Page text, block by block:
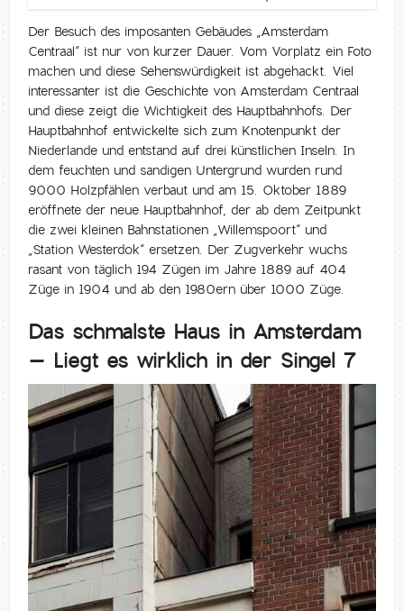
Der Besuch des imposanten Gebäudes „Amsterdam
Centraal“ ist nur von kurzer Dauer. Vom Vorplatz ein Foto
machen und diese Sehenswürdigkeit ist abgehackt. Viel
interessanter ist die Geschichte von Amsterdam Centraal
und diese zeigt die Wichtigkeit des Hauptbahnhofs. Der
Hauptbahnhof entwickelte sich zum Knotenpunkt der
Niederlande und entstand auf drei künstlichen Inseln. In
dem feuchten und sandigen Untergrund wurden rund
9000 Holzpfählen verbaut und am 15. Oktober 1889
eröffnete der neue Hauptbahnhof, der ab dem Zeitpunkt
die zwei kleinen Bahnstationen „Willemspoort“ und
„Station Westerdok“ ersetzen. Der Zugverkehr wuchs
rasant von täglich 194 Zügen im Jahre 1889 auf 404
Züge in 1904 und ab den 1980ern über 1000 Züge.
Das schmalste Haus in Amsterdam
– Liegt es wirklich in der Singel 7